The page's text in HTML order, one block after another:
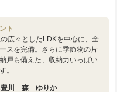
ト
広々としたLDKを中心に、全
スを完備。さらに季節物の片
戸も備えた、収納力いっぱい
。
豊川 森 ゆりか